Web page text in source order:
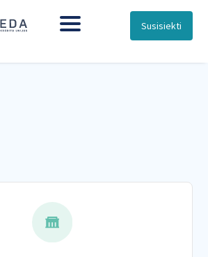
Susisiekti